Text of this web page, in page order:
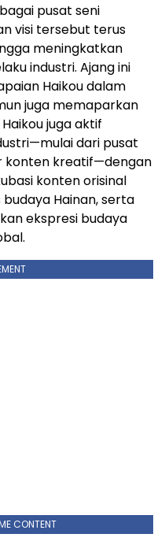
pusat seni
visi tersebut terus
meningkatkan
industri. Ajang ini
Haikou dalam
juga memaparkan
juga aktif
dari pusat
konten kreatif—dengan
konten orisinal
Hainan, serta
ekspresi budaya
CONTENT